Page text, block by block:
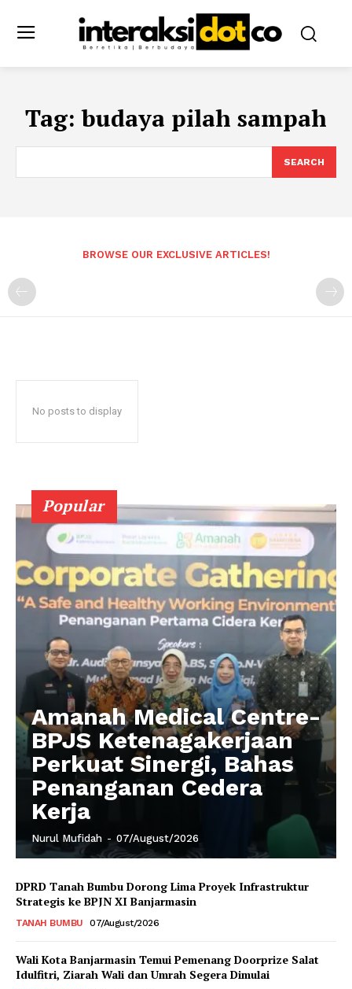
Tag:budaya pilah sampah
SEARCH
BROWSE OUR EXCLUSIVE ARTICLES!
No posts to display
Popular
Amanah Medical Centre-
BPJS Ketenagakerjaan
Perkuat Sinergi, Bahas
Penanganan Cedera
Kerja
Nurul Mufidah - 07/August/2026
DPRD Tanah Bumbu Dorong Lima Proyek Infrastruktur
Strategis ke BPJN XI Banjarmasin
TANAH BUMBU 07/August/2026
Wali Kota Banjarmasin Temui Pemenang Doorprize Salat
Idulfitri, Ziarah Wali dan Umrah Segera Dimulai